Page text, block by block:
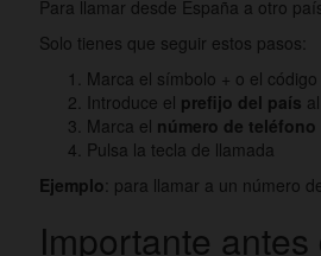
Para llamar desde España a otro
Solo tienes que seguir estos pasos:
Marca el símbolo + o el código
Introduce el prefijo del país
Marca el número de teléfono
Pulsa la tecla de llamada
Ejemplo: para llamar a un número
Importante